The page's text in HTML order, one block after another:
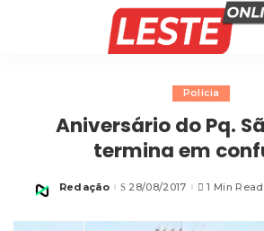
Polícia
Aniversário do Pq.
termina em
Posted
Redação 28/08/2017 1 Min Read